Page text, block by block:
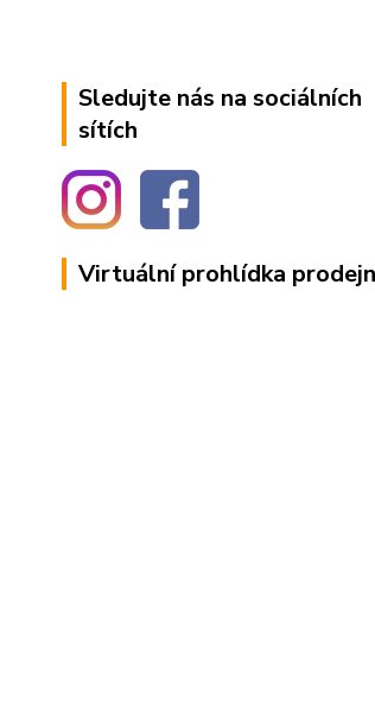
Sledujte nás na sociálních
sítích
Virtuální prohlídka